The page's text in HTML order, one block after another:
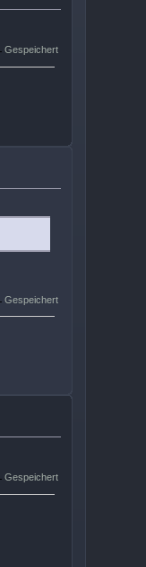
Gespeichert
Gespeichert
Gespeichert